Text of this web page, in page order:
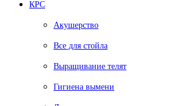
КРС
Акушерство
Все для стойла
Выращивание телят
Гигиена вымени